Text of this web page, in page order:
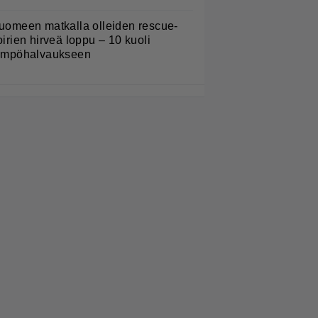
matkalla olleiden rescue-
hirveä loppu – 10 kuoli